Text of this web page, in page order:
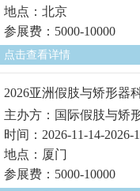
地点：北京
参展费：5000-10000
点击查看详情
2026亚洲假肢与矫形器
主办方：国际假肢与矫
时间：2026-11-14-2026-
地点：厦门
参展费：5000-10000